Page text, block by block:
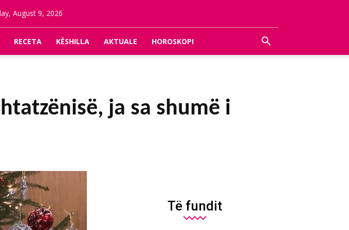
August 9, 2026
RECETA KËSHILLA AKTUALE HOROSKOPI
ja sa shumë i
Të fundit